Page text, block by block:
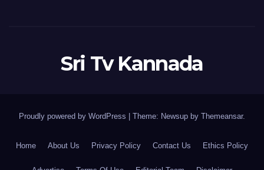
Sri Tv Kannada
Proudly powered by WordPress Theme: Newsup by Themeansar.
Home About Us Privacy Policy Contact Us Ethics Policy